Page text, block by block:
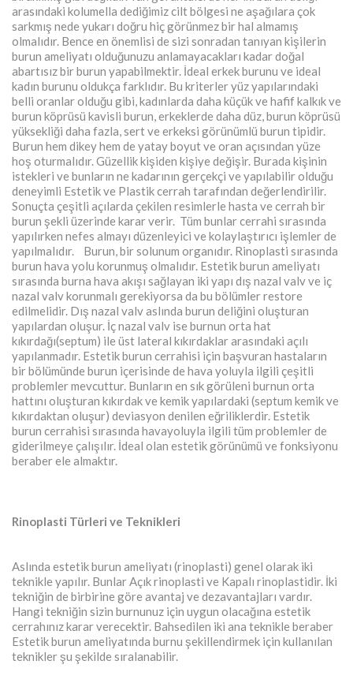
arasındaki kolumella dediğimiz cilt bölgesi ne aşağılara çok
sarkmış nede yukarı doğru hiç görünmez bir hal almamış
olmalıdır. Bence en önemlisi de sizi sonradan tanıyan kişilerin
burun ameliyatı olduğunuzu anlamayacakları kadar doğal
abartısız bir burun yapabilmektir. İdeal erkek burunu ve ideal
kadın burunu oldukça farklıdır. Bu kriterler yüz yapılarındaki
belli oranlar olduğu gibi, kadınlarda daha küçük ve hafif kalkık ve
burun köprüsü kavisli burun, erkeklerde daha düz, burun köprüsü
yüksekliği daha fazla, sert ve erkeksi görünümlü burun tipidir.
Burun hem dikey hem de yatay boyut ve oran açısından yüze
hoş oturmalıdır. Güzellik kişiden kişiye değişir. Burada kişinin
istekleri ve bunların ne kadarının gerçekçi ve yapılabilir olduğu
deneyimli Estetik ve Plastik cerrah tarafından değerlendirilir.
Sonuçta çeşitli açılarda çekilen resimlerle hasta ve cerrah bir
burun şekli üzerinde karar verir. Tüm bunlar cerrahi sırasında
yapılırken nefes almayı düzenleyici ve kolaylaştırıcı işlemler de
yapılmalıdır. Burun, bir solunum organıdır. Rinoplasti sırasında
burun hava yolu korunmuş olmalıdır. Estetik burun ameliyatı
sırasında burna hava akışı sağlayan iki yapı dış nazal valv ve iç
nazal valv korunmalı gerekiyorsa da bu bölümler restore
edilmelidir. Dış nazal valv aslında burun deliğini oluşturan
yapılardan oluşur. İç nazal valv ise burnun orta hat
kıkırdağı(septum) ile üst lateral kıkırdaklar arasındaki açılı
yapılanmadır. Estetik burun cerrahisi için başvuran hastaların
bir bölümünde burun içerisinde de hava yoluyla ilgili çeşitli
problemler mevcuttur. Bunların en sık görüleni burnun orta
hattını oluşturan kıkırdak ve kemik yapılardaki (septum kemik ve
kıkırdaktan oluşur) deviasyon denilen eğriliklerdir. Estetik
burun cerrahisi sırasında havayoluyla ilgili tüm problemler de
giderilmeye çalışılır. İdeal olan estetik görünümü ve fonksiyonu
beraber ele almaktır.
Rinoplasti Türleri ve Teknikleri
Aslında estetik burun ameliyatı (rinoplasti) genel olarak iki
teknikle yapılır. Bunlar Açık rinoplasti ve Kapalı rinoplastidir. İki
tekniğin de birbirine göre avantaj ve dezavantajları vardır.
Hangi tekniğin sizin burnunuz için uygun olacağına estetik
cerrahınız karar verecektir. Bahsedilen iki ana teknikle beraber
Estetik burun ameliyatında burnu şekillendirmek için kullanılan
teknikler şu şekilde sıralanabilir.